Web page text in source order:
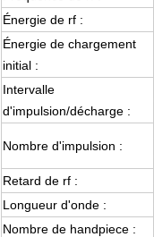
Énergie de rf :
Énergie de chargement
initial :
Intervalle
d'impulsion/décharge :
Nombre d'impulsion :
Retard de rf :
Longueur d'onde :
Nombre de handpiece :